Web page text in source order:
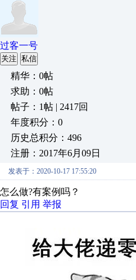
过客一号
关注 私信
精华：0帖
求助：0帖
帖子：1帖 | 2417回
年度积分：0
历史总积分：496
注册：2017年6月09日
发表于：2020-10-17 17:55:20
怎么做?有案例吗？
回复 引用 举报